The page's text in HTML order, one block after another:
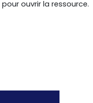
pour ouvrir la ressource.